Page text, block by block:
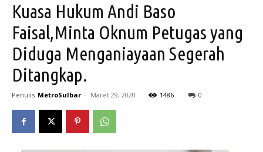
Kuasa Hukum Andi Baso
Faisal,Minta Oknum Petugas yang
Diduga Menganiayaan Segerah
Ditangkap.
Penulis MetroSulbar - Maret 29, 2020 1486 0